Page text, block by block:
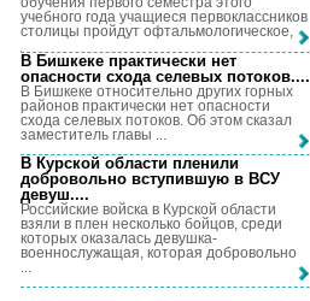
учебного года учащиеся первоклассников
столицы пройдут офтальмологическое, ...
В Бишкеке практически нет
опасности схода селевых потоков....
В Бишкеке относительно других горных
районов практически нет опасности
схода селевых потоков. Об этом сказал
заместитель главы ...
В Курской области пленили
добровольно вступившую в ВСУ
девуш....
Российские войска в Курской области
взяли в плен несколько бойцов, среди
которых оказалась девушка-
военнослужащая, которая добровольно
...